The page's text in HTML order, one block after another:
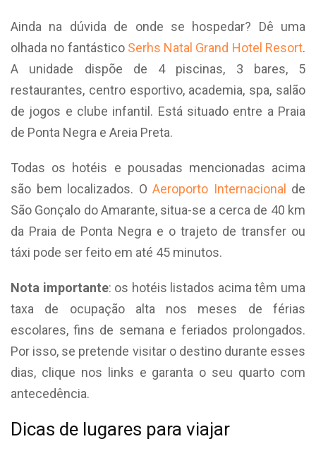
Ainda na dúvida de onde se hospedar? Dê uma
olhada no fantástico Serhs Natal Grand Hotel Resort.
A unidade dispõe de 4 piscinas, 3 bares, 5
restaurantes, centro esportivo, academia, spa, salão
de jogos e clube infantil. Está situado entre a Praia
de Ponta Negra e Areia Preta.
Todas os hotéis e pousadas mencionadas acima
são bem localizados. O Aeroporto Internacional de
São Gonçalo do Amarante, situa-se a cerca de 40 km
da Praia de Ponta Negra e o trajeto de transfer ou
táxi pode ser feito em até 45 minutos.
Nota importante: os hotéis listados acima têm uma
taxa de ocupação alta nos meses de férias
escolares, fins de semana e feriados prolongados.
Por isso, se pretende visitar o destino durante esses
dias, clique nos links e garanta o seu quarto com
antecedência.
Dicas de lugares para viajar